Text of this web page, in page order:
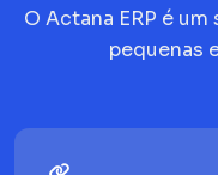
O Actana ERP é
pequenas